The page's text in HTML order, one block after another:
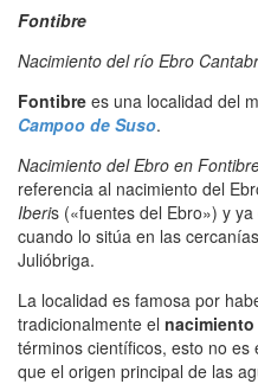
Fontibre
Nacimiento del río Ebro
Fontibre es una localidad del
Campoo de Suso.
Nacimiento del Ebro en
referencia al nacimiento del
Iberis («fuentes del Ebro») y
cuando lo sitúa en las
Julióbriga.
La localidad es famosa por
tradicionalmente el
términos científicos, esto no es
que el origen principal de las